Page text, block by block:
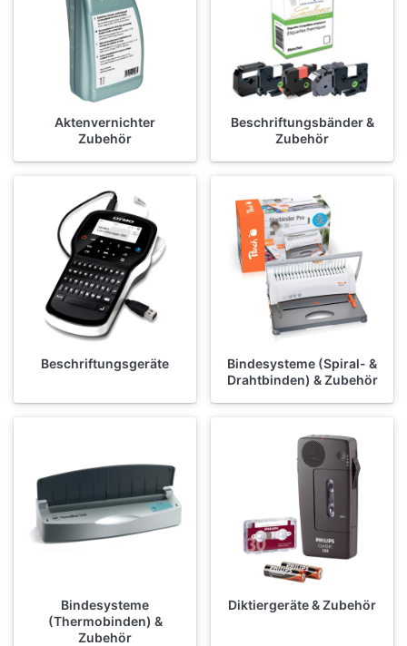
Aktenvernichter
Zubehör
Beschriftungsbänder &
Zubehör
Beschriftungsgeräte
Bindesysteme (Spiral- &
Drahtbinden) & Zubehör
Bindesysteme
(Thermobinden) &
Zubehör
Diktiergeräte & Zubehör